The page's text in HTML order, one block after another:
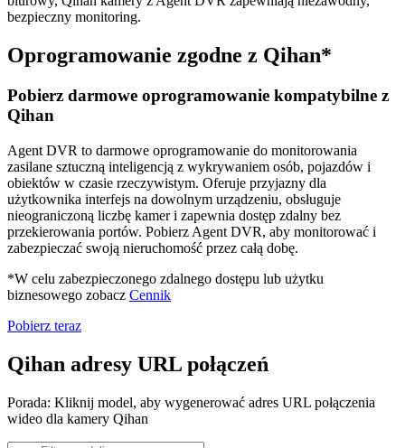
bezpieczny monitoring.
Oprogramowanie zgodne z Qihan*
Pobierz darmowe oprogramowanie kompatybilne z
Qihan
Agent DVR to darmowe oprogramowanie do monitorowania
zasilane sztuczną inteligencją z wykrywaniem osób, pojazdów i
obiektów w czasie rzeczywistym. Oferuje przyjazny dla
użytkownika interfejs na dowolnym urządzeniu, obsługuje
nieograniczoną liczbę kamer i zapewnia dostęp zdalny bez
przekierowania portów. Pobierz Agent DVR, aby monitorować i
zabezpieczać swoją nieruchomość przez całą dobę.
*W celu zabezpieczonego zdalnego dostępu lub użytku
biznesowego zobacz Cennik
Pobierz teraz
Qihan adresy URL połączeń
Porada: Kliknij model, aby wygenerować adres URL połączenia
wideo dla kamery Qihan